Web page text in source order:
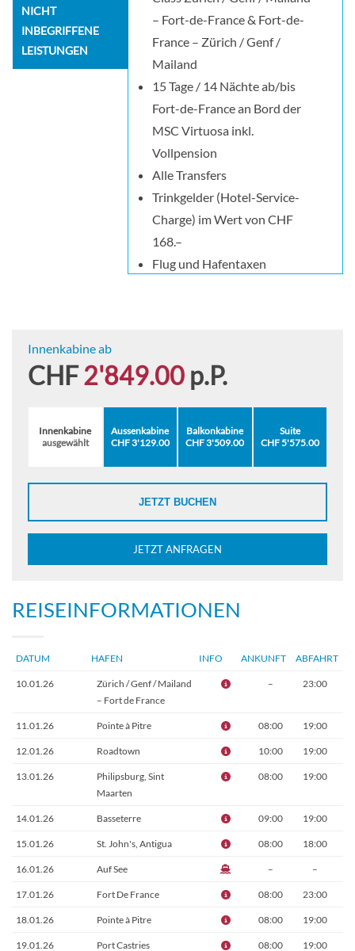
NICHT
INBEGRIFFENE
LEISTUNGEN
– Fort-de-France & Fort-de-
France – Zürich / Genf /
Mailand
15 Tage / 14 Nächte ab/bis
Fort-de-France an Bord der
MSC Virtuosa inkl.
Vollpension
Alle Transfers
Trinkgelder (Hotel-Service-
Charge) im Wert von CHF
168.–
Flug und Hafentaxen
Innenkabine ab
CHF2'849.00 p.P.
Innenkabine
ausgewählt
Aussenkabine
CHF 3'129.00
Balkonkabine
CHF 3'509.00
Suite
CHF 5'575.00
JETZT BUCHEN
JETZT ANFRAGEN
REISEINFORMATIONEN
DATUM HAFEN INFO ANKUNFT ABFAHRT
10.01.26
Zürich / Genf / Mailand
– Fort de France
– 23:00
11.01.26 Pointe à Pitre 08:00 19:00
12.01.26 Roadtown 10:00 19:00
13.01.26
Philipsburg, Sint
Maarten
08:00 19:00
14.01.26 Basseterre 09:00 19:00
15.01.26 St. John's, Antigua 08:00 18:00
16.01.26 Auf See – –
17.01.26 Fort De France 08:00 23:00
18.01.26 Pointe à Pitre 08:00 19:00
19.01.26 Port Castries 08:00 19:00